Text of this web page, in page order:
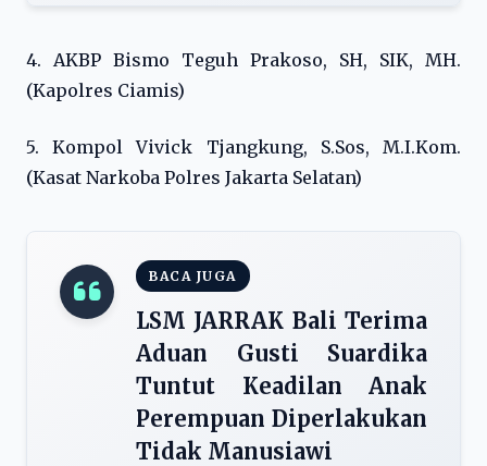
4. AKBP Bismo Teguh Prakoso, SH, SIK, MH.
(Kapolres Ciamis)
5. Kompol Vivick Tjangkung, S.Sos, M.I.Kom.
(Kasat Narkoba Polres Jakarta Selatan)
BACA JUGA
LSM JARRAK Bali Terima
Aduan Gusti Suardika
Tuntut Keadilan Anak
Perempuan Diperlakukan
Tidak Manusiawi